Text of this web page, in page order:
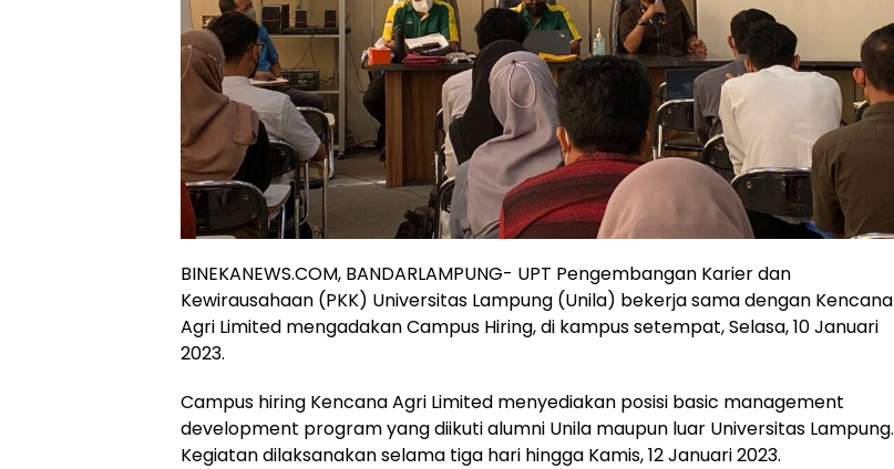
BINEKANEWS.COM, BANDARLAMPUNG- UPT Pengembangan Karier dan
Kewirausahaan (PKK) Universitas Lampung (Unila) bekerja sama dengan Kencana
Agri Limited mengadakan Campus Hiring, di kampus setempat, Selasa, 10 Januari
2023.
Campus hiring Kencana Agri Limited menyediakan posisi basic management
development program yang diikuti alumni Unila maupun luar Universitas Lampung.
Kegiatan dilaksanakan selama tiga hari hingga Kamis, 12 Januari 2023.